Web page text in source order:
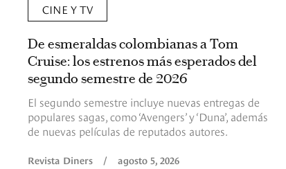
CINE Y TV
De esmeraldas colombianas a Tom
Cruise: los estrenos más esperados del
segundo semestre de 2026
El segundo semestre incluye nuevas entregas de
populares sagas, como ‘Avengers’ y ‘Duna’, además
de nuevas películas de reputados autores.
Revista Diners / agosto 5, 2026